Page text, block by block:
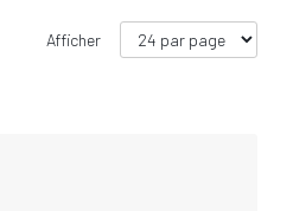
Afficher